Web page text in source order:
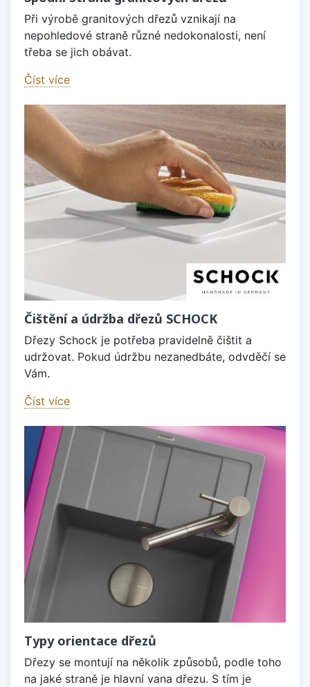
Při výrobě granitových dřezů vznikají na
nepohledové straně různé nedokonalosti, není
třeba se jich obávat.
Číst více
Čištění a údržba dřezů SCHOCK
Dřezy Schock je potřeba pravidelně čištit a
udržovat. Pokud údržbu nezanedbáte, odvděčí se
Vám.
Číst více
Typy orientace dřezů
Dřezy se montují na několik způsobů, podle toho
na jaké straně je hlavní vana dřezu. S tím je